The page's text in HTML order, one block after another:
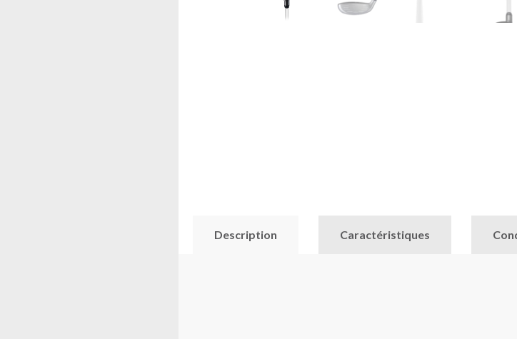
Description Caractéristiques